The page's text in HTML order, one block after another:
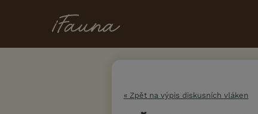
« Zpět na výpis diskusních vláken